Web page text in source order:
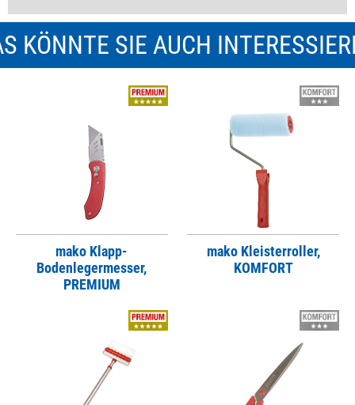
KÖNNTE SIE AUCH
mako Klapp-
Bodenlegermesser,
PREMIUM
mako Kleisterroller,
KOMFORT